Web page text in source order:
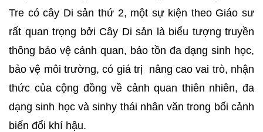
Tre có cây Di sản thứ 2, một sự kiện theo Giáo sư
rất quan trọng bởi Cây Di sản là biểu tượng truyền
thông bảo vệ cảnh quan, bảo tồn đa dạng sinh học,
bảo vệ môi trường, có giá trị nâng cao vai trò, nhận
thức của cộng đồng về cảnh quan thiên nhiên, đa
dạng sinh học và sinhy thái nhân văn trong bối cảnh
biến đổi khí hậu.